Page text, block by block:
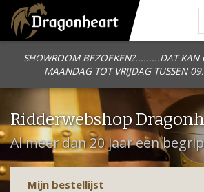
SHOWROOM BEZOEKEN?.........DAT KAN
MAANDAG TOT VRIJDAG TUSSEN
Ridderwebshop
Al meer dan 20 jaar een
Mijn bestellijst